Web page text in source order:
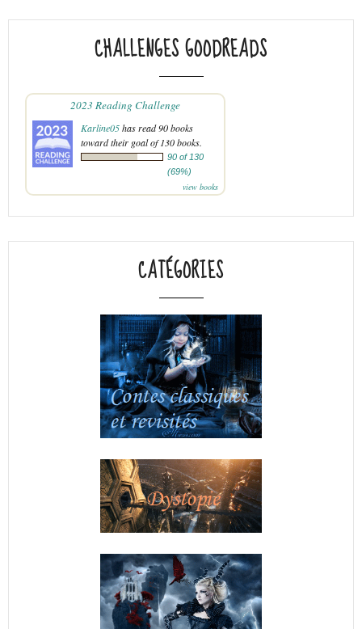
CHALLENGES GOODREADS
2023 Reading Challenge
Karline05has read 90 books
toward their goal of 130 books.
90 of 130
(69%)
view books
CATÉGORIES